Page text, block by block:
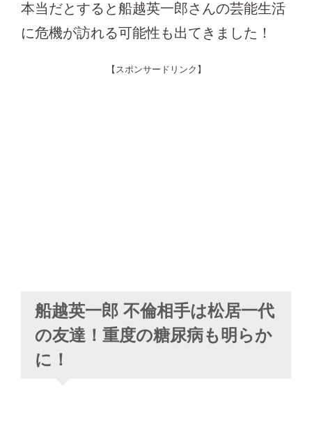
本当だとすると船越英一郎さんの芸能生活
に危機が訪れる可能性も出てきました！
【スポンサードリンク】
船越英一郎 不倫相手は松居一代
の友達！重度の糖尿病も明らか
に！